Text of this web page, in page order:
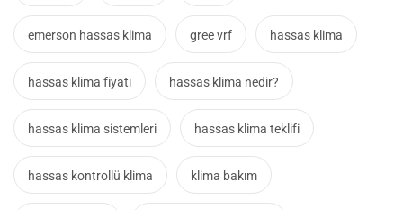
emerson hassas klima gree vrf hassas klima
hassas klima fiyatı hassas klima nedir?
hassas klima sistemleri hassas klima teklifi
hassas kontrollü klima klima bakım